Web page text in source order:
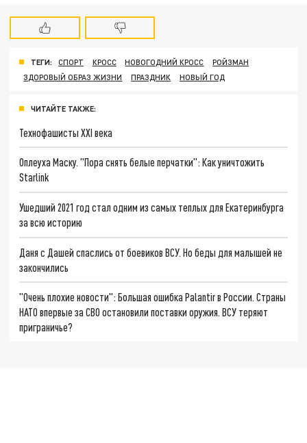
ТЕГИ: СПОРТ КРОСС НОВОГОДНИЙ КРОСС
РОЙЗМАН
ЗДОРОВЫЙ ОБРАЗ ЖИЗНИ
ПРАЗДНИК НОВЫЙ ГОД
ЧИТАЙТЕ ТАКЖЕ:
Технофашисты XXI века
Оплеуха Маску. "Пора снять белые перчатки": Как уничтожить
Starlink
Ушедший 2021 год стал одним из самых теплых для Екатеринбурга
за всю историю
Даня с Дашей спаслись от боевиков ВСУ. Но беды для малышей не
закончились
"Очень плохие новости": Большая ошибка Palantir в России. Страны
НАТО впервые за СВО остановили поставки оружия. ВСУ теряют
приграничье?